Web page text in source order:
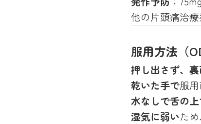
他の片頭痛治
服用方法（
押し出さず、
乾いた手で服
水なしで舌の
湿気に弱いた